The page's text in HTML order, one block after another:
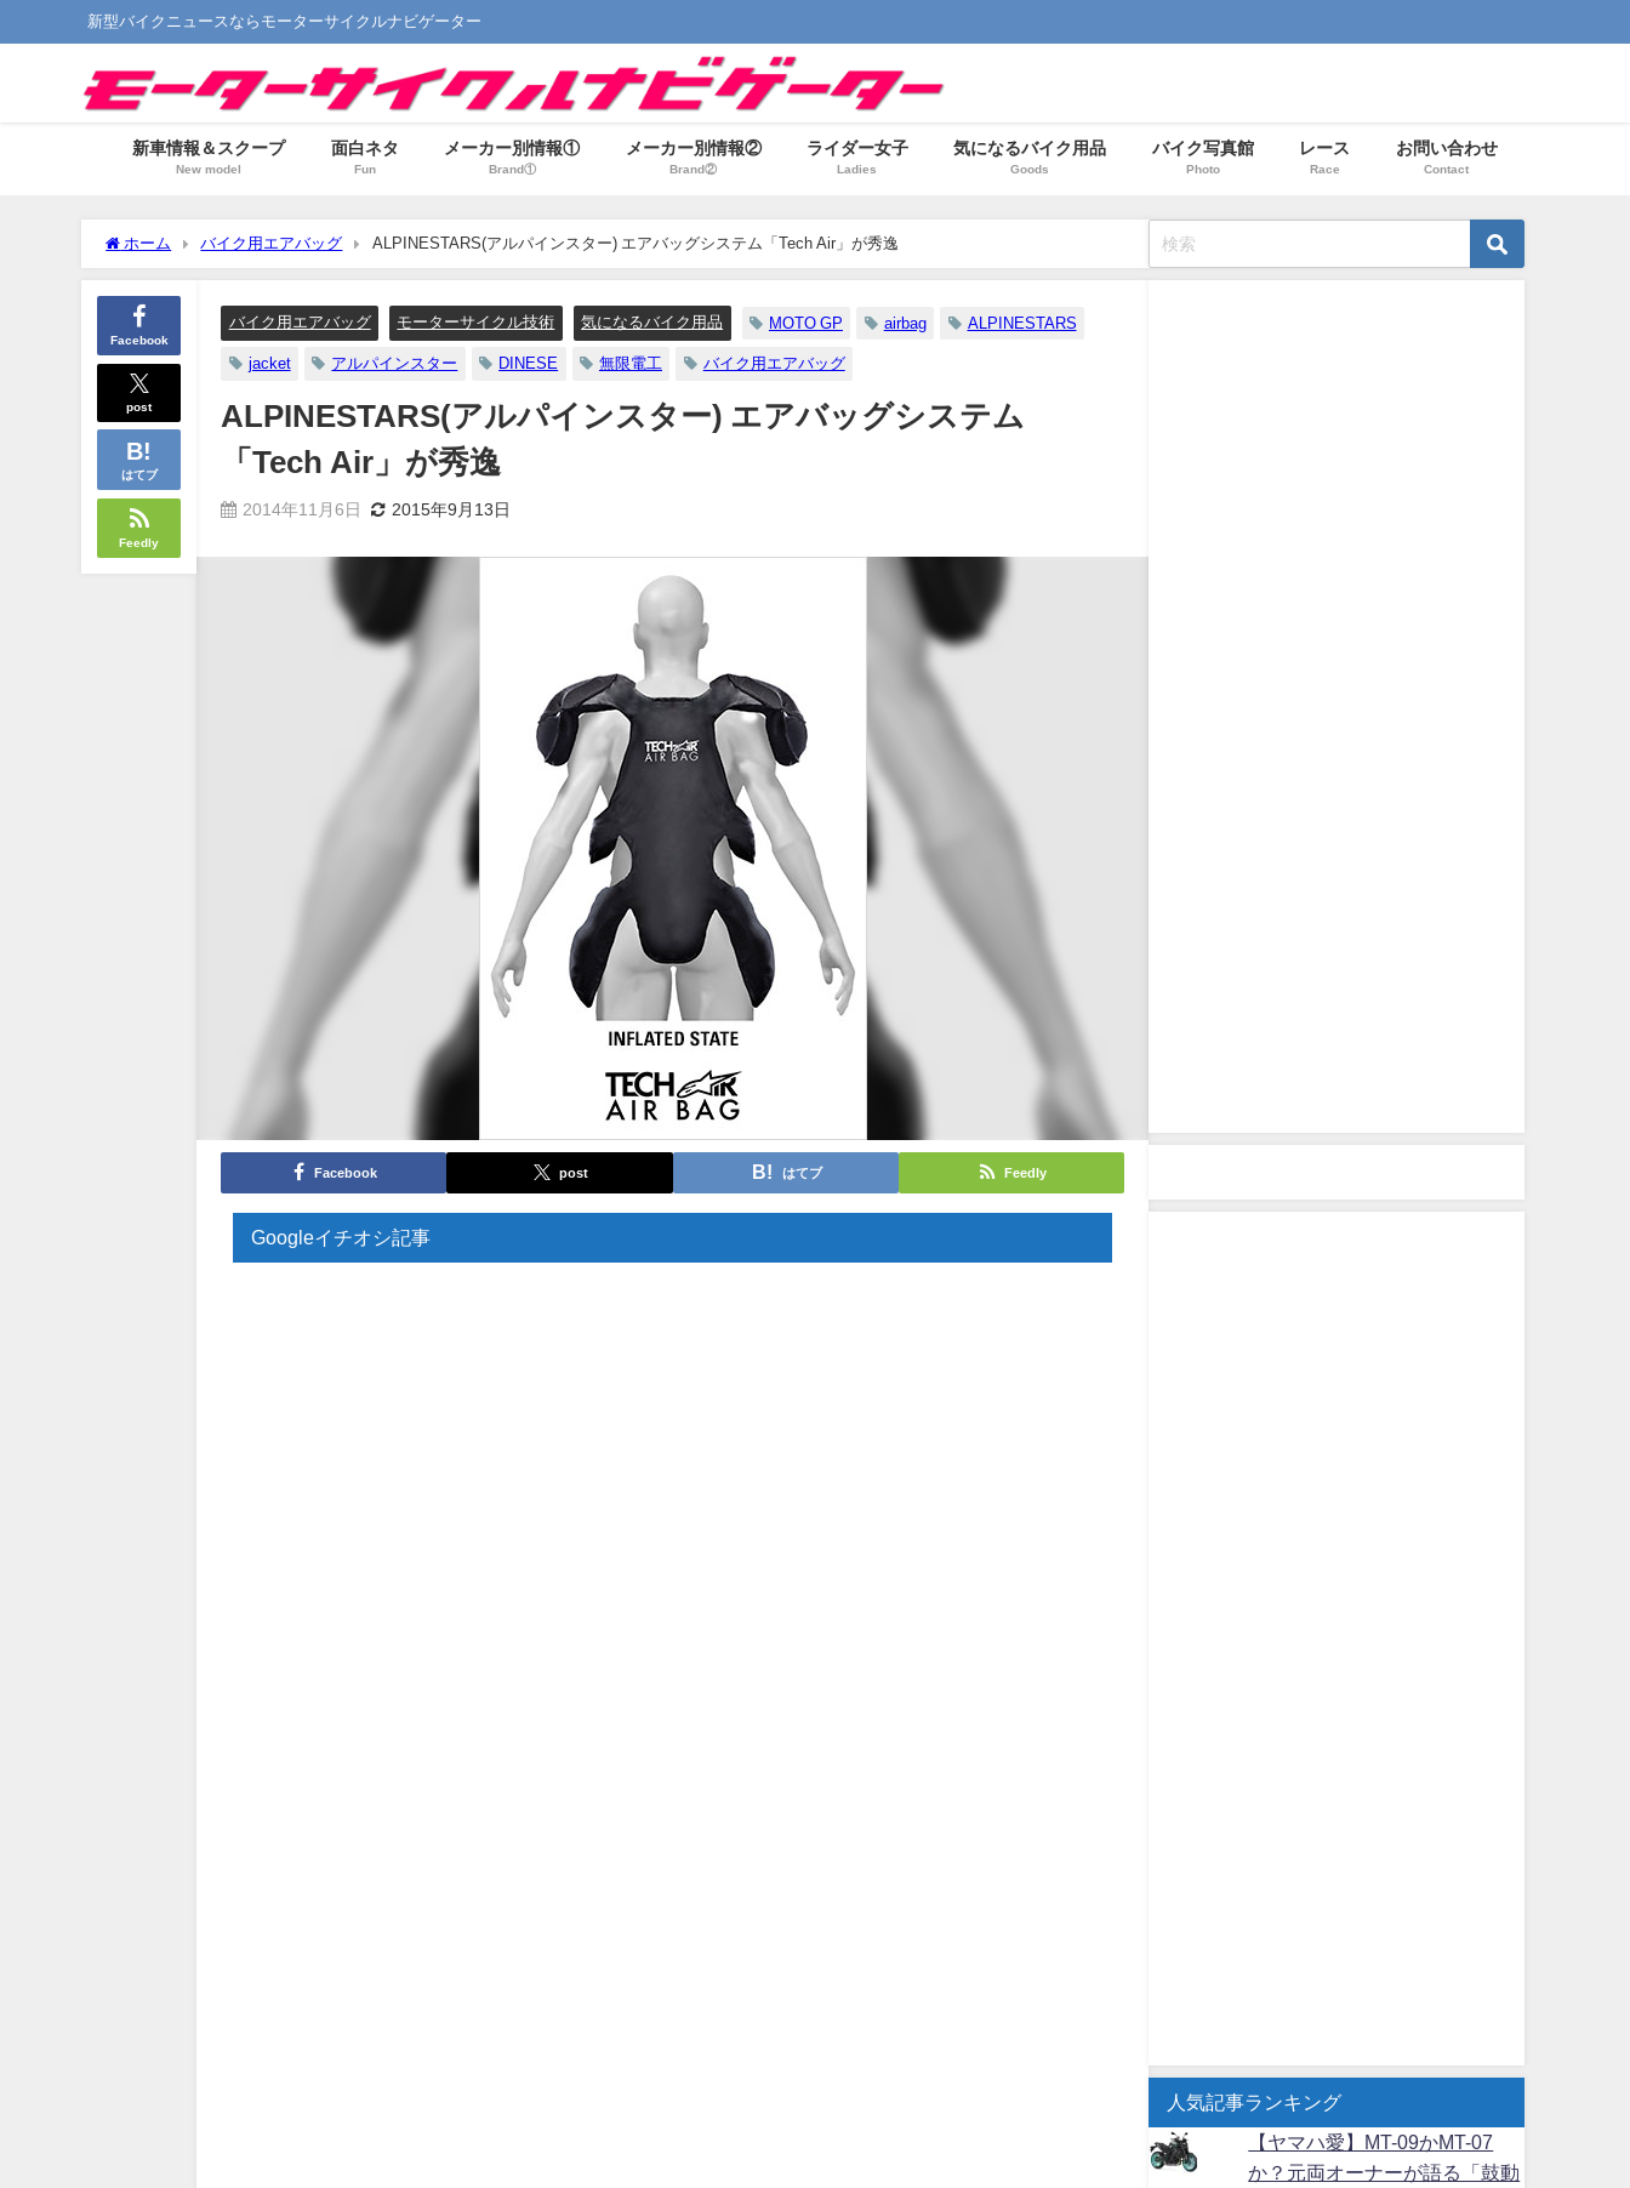
新型バイクニュースならモーターサイクルナビゲーター
新車情報＆スクープ
New model
面白ネタ
Fun
メーカー別情報①
Brand①
メーカー別情報②
Brand②
ライダー女子
Ladies
気になるバイク用品
Goods
バイク写真館
Photo
レース
Race
お問い合わせ
Contact
ホーム バイク用エアバッグ ALPINESTARS(アルパインスター) エアバッグシステム「Tech Air」が秀逸
Facebook
post
はてブ
Feedly
バイク用エアバッグ モーターサイクル技術 気になるバイク用品 MOTO GP airbag ALPINESTARS
jacket アルパインスター DINESE 無限電工 バイク用エアバッグ
ALPINESTARS(アルパインスター) エアバッグシステム
「Tech Air」が秀逸
2014年11月6日 2015年9月13日
Facebook post はてブ Feedly
Googleイチオシ記事
人気記事ランキング
【ヤマハ愛】MT-09かMT-07
か？元両オーナーが語る「鼓動